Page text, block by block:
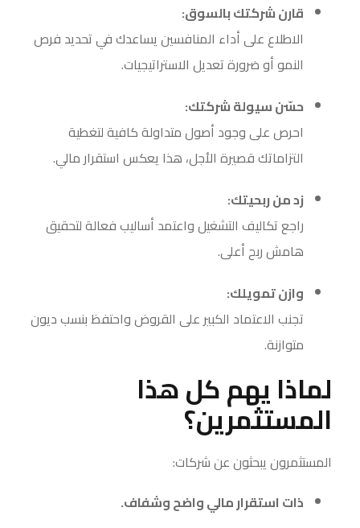
قارن شركتك بالسوق:
الاطلاع على أداء المنافسين يساعدك في تحديد فرص
النمو أو ضرورة تعديل الاستراتيجيات.
حسّن سيولة شركتك:
احرص على وجود أصول متداولة كافية لتغطية
التزاماتك قصيرة الأجل، هذا يعكس استقرار مالي.
زد من ربحيتك:
راجع تكاليف التشغيل واعتمد أساليب فعالة لتحقيق
هامش ربح أعلى.
وازن تمويلك:
تجنب الاعتماد الكبير على القروض واحتفظ بنسب ديون
متوازنة.
لماذا يهم كل هذا
المستثمرين؟
المستثمرون يبحثون عن شركات:
ذات استقرار مالي واضح وشفاف.